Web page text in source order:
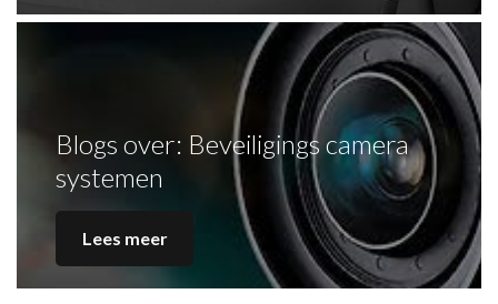
Blogs over: Beveiligings camera
systemen
Lees meer